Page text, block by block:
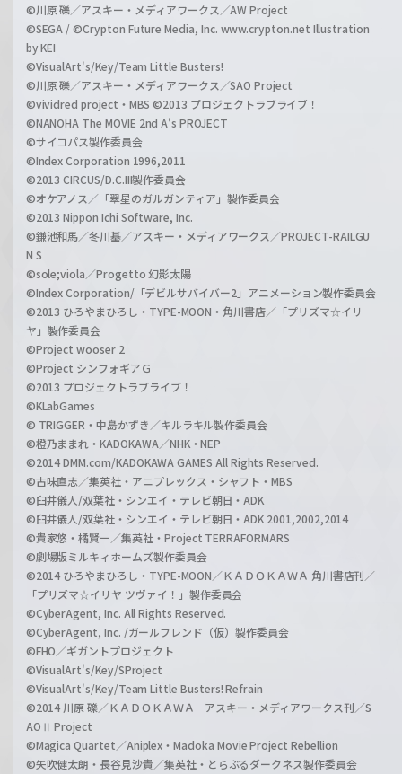
©川原 礫／アスキー・メディアワークス／AW Project
©SEGA / ©Crypton Future Media, Inc. www.crypton.net Illustration
by KEI
©VisualArt's/Key/Team Little Busters!
©川原 礫／アスキー・メディアワークス／SAO Project
©vividred project・MBS ©2013 プロジェクトラブライブ！
©NANOHA The MOVIE 2nd A's PROJECT
©サイコパス製作委員会
©Index Corporation 1996,2011
©2013 CIRCUS/D.C.III製作委員会
©オケアノス／「翠星のガルガンティア」製作委員会
©2013 Nippon Ichi Software, Inc.
©鎌池和馬／冬川基／アスキー・メディアワークス／PROJECT-RAILGU
N S
©sole;viola／Progetto 幻影太陽
©Index Corporation/「デビルサバイバー2」アニメーション製作委員会
©2013 ひろやまひろし・TYPE-MOON・角川書店／「プリズマ☆イリ
ヤ」製作委員会
©Project wooser 2
©Project シンフォギアＧ
©2013 プロジェクトラブライブ！
©KLabGames
© TRIGGER・中島かずき／キルラキル製作委員会
©橙乃ままれ・KADOKAWA／NHK・NEP
©2014 DMM.com/KADOKAWA GAMES All Rights Reserved.
©古味直志／集英社・アニプレックス・シャフト・MBS
©臼井儀人/双葉社・シンエイ・テレビ朝日・ADK
©臼井儀人/双葉社・シンエイ・テレビ朝日・ADK 2001,2002,2014
©貴家悠・橘賢一／集英社・Project TERRAFORMARS
©劇場版ミルキィホームズ製作委員会
©2014 ひろやまひろし・TYPE-MOON／ＫＡＤＯＫＡＷＡ 角川書店刊／
「プリズマ☆イリヤ ツヴァイ！」製作委員会
©CyberAgent, Inc. All Rights Reserved.
©CyberAgent, Inc. /ガールフレンド（仮）製作委員会
©FHO／ギガントプロジェクト
©VisualArt's/Key/SProject
©VisualArt's/Key/Team Little Busters! Refrain
©2014 川原 礫／ＫＡＤＯＫＡＷＡ アスキー・メディアワークス刊／S
AOⅡ Project
©Magica Quartet／Aniplex・Madoka Movie Project Rebellion
©矢吹健太朗・長谷見沙貴／集英社・とらぶるダークネス製作委員会